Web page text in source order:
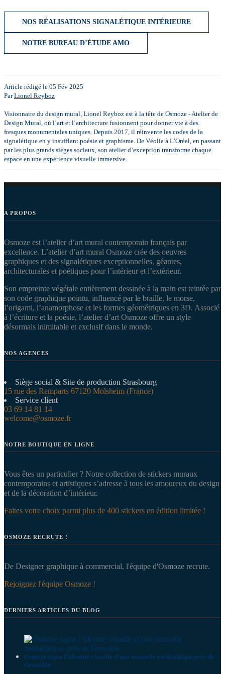
NOS RÉALISATIONS SIGNALÉTIQUE INTÉRIEURE
NOTRE BUREAU D’ÉTUDE AMO
Article rédigé le 05 Fév 2025
ParLionel Reyboz
Visionnaire du design mural, Lionel Reyboz est à la tête de Osmoze - Atelier de
Design Mural, où l’art et l’architecture fusionnent pour donner vie à des
fresques monumentales uniques. Depuis 2017, il réinvente les codes de la
signalétique en y insufflant poésie et graphisme. De Véolia à L’Oréal, en passant
par les plus grands sièges sociaux, son atelier d’exception transforme chaque
espace en une expérience visuelle immersive.
A PROPOS
Osmoze est l’atelier d’art mural contemporain français par
excellence. L’atelier d’art mural Osmoze crée des oeuvres
graphiques et des signalétiques exceptionnelles, géantes,
architecturales et poétiques pour l’intérieur et l’extérieur.
Son empreinte végétale entièrement dessinée à la main est teintée par
son code graphique pointu, influencé par le braille, le morse,
l’origami, l’anamorphose et les formes géométriques en 3D. Associé
à l’écriture et la poésie, l’atelier d’art Osmoze offre un style
désormais inimitable et exclusif dans le monde.
NOS AGENCES
Siège social & Site de production Strasbourg
15 rue des Remparts 67120 Molsheim (France)
Service client
03 69 14 81 14
welcome@osmoze.fr
NOTRE BOUTIQUE EN LIGNE
Vous êtes un particulier ? Notre collection de stickers muraux
contemporains et artistiques s’adresse à tous les amoureux du design
et de la décoration d’intérieur.
Faites votre choix parmi plus de 400 stickers en édition limitée !
OSMOZE RECRUTE !
De Designer graphique à commercial, l'équipe d'Osmoze recrute.
Rejoignez l'équipe Osmoze !
DERNIERS ARTICLES DU BLOG
Osmoze signe l’identité visuelle d’une nouvelle médiathèque près de
Grenoble